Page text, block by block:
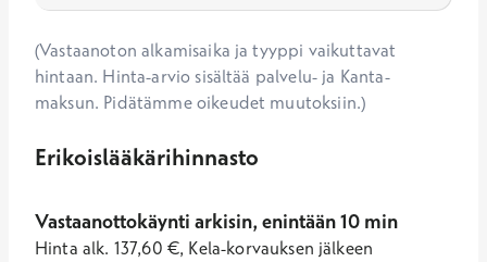
(Vastaanoton alkamisaika ja tyyppi vaikuttavat
hintaan. Hinta-arvio sisältää palvelu- ja Kanta-
maksun. Pidätämme oikeudet muutoksiin.)
Erikoislääkärihinnasto
Vastaanottokäynti arkisin, enintään 10 min
Hinta alk. 137,60 €, Kela-korvauksen jälkeen